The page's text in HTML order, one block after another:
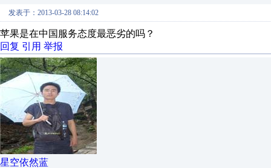
发表于：2013-03-28 08:14:02
苹果是在中国服务态度最恶劣的吗？
回复 引用 举报
星空依然蓝